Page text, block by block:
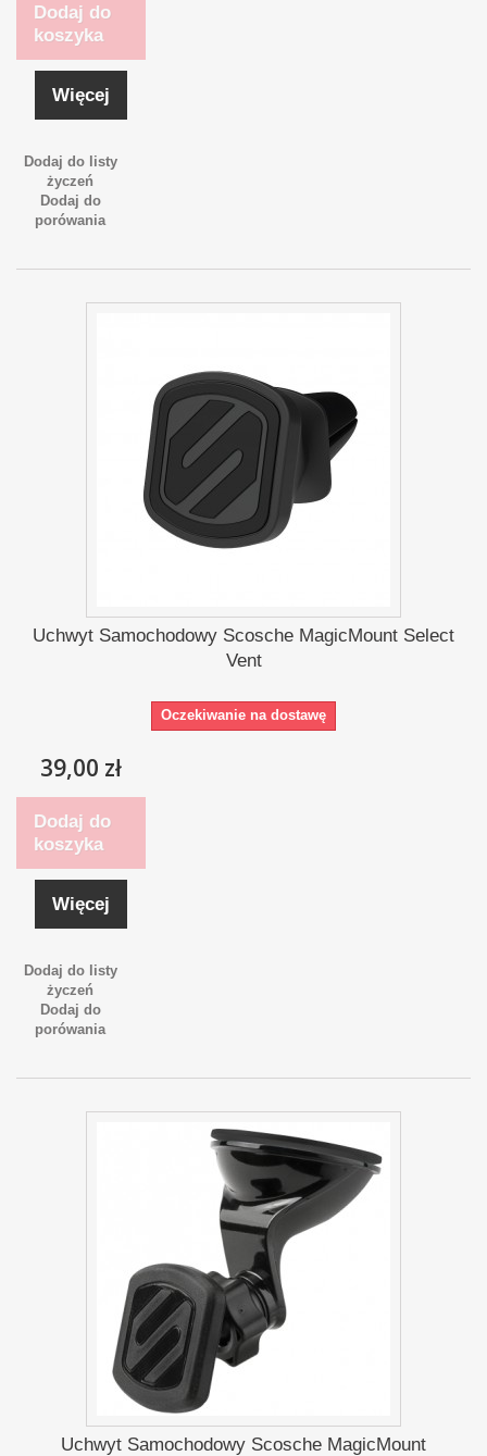
Dodaj do
koszyka
Więcej
Dodaj do listy
życzeń
Dodaj do
porówania
Uchwyt Samochodowy Scosche MagicMount Select
Vent
Oczekiwanie na dostawę
39,00 zł
Dodaj do
koszyka
Więcej
Dodaj do listy
życzeń
Dodaj do
porówania
Uchwyt Samochodowy Scosche MagicMount